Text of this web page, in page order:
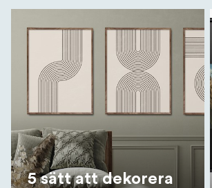
5 sätt att dekorera